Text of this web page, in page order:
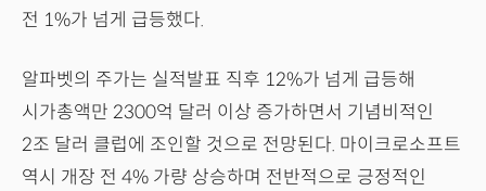
전 1%가 넘게 급등했다.
알파벳의 주가는 실적발표 직후 12%가 넘게 급등해
시가총액만 2300억 달러 이상 증가하면서 기념비적인
2조 달러 클럽에 조인할 것으로 전망된다. 마이크로소프트
역시 개장 전 4% 가량 상승하며 전반적으로 긍정적인